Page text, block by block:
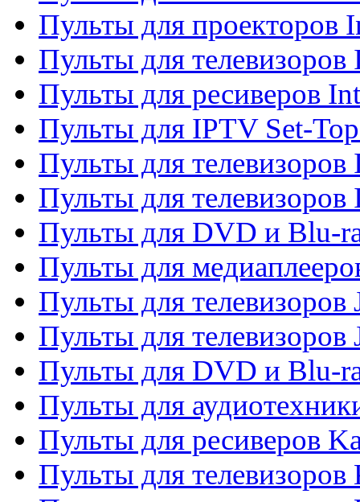
Пульты для проекторов
Пульты для
Пульты для ресиверов
Пульты для IPTV Set-
Пульты для телевизоров
Пульты для телевизоров
Пульты для DVD и Blu-
Пульты для
Пульты для телевизоров
Пульты для телевизоров
Пульты для DVD и Blu-
Пульты для
Пульты для ресиверов
Пульты для телевизоров